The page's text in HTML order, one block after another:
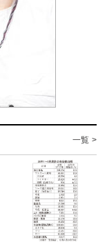
一覧 >